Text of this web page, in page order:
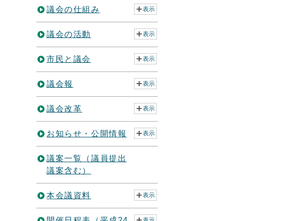
議会の仕組み 表示
議会の活動 表示
市民と議会 表示
議会報 表示
議会改革 表示
お知らせ・公開情報 表示
議案一覧（議員提出
議案含む）
本会議資料 表示